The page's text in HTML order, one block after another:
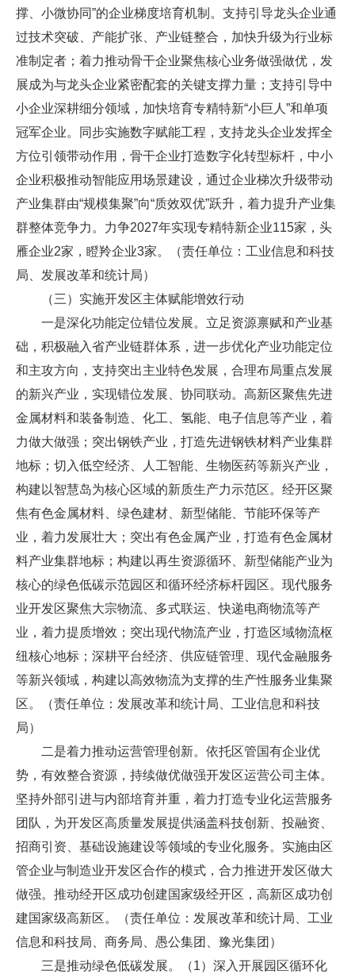
撑、小微协同”的企业梯度培育机制。支持引导龙头企业通
过技术突破、产能扩张、产业链整合，加快升级为行业标
准制定者；着力推动骨干企业聚焦核心业务做强做优，发
展成为与龙头企业紧密配套的关键支撑力量；支持引导中
小企业深耕细分领域，加快培育专精特新“小巨人”和单项
冠军企业。同步实施数字赋能工程，支持龙头企业发挥全
方位引领带动作用，骨干企业打造数字化转型标杆，中小
企业积极推动智能应用场景建设，通过企业梯次升级带动
产业集群由“规模集聚”向“质效双优”跃升，着力提升产业集
群整体竞争力。力争2027年实现专精特新企业115家，头
雁企业2家，瞪羚企业3家。（责任单位：工业信息和科技
局、发展改革和统计局）
（三）实施开发区主体赋能增效行动
一是深化功能定位错位发展。立足资源禀赋和产业基
础，积极融入省产业链群体系，进一步优化产业功能定位
和主攻方向，支持突出主业特色发展，合理布局重点发展
的新兴产业，实现错位发展、协同联动。高新区聚焦先进
金属材料和装备制造、化工、氢能、电子信息等产业，着
力做大做强；突出钢铁产业，打造先进钢铁材料产业集群
地标；切入低空经济、人工智能、生物医药等新兴产业，
构建以智慧岛为核心区域的新质生产力示范区。经开区聚
焦有色金属材料、绿色建材、新型储能、节能环保等产
业，着力发展壮大；突出有色金属产业，打造有色金属材
料产业集群地标；构建以再生资源循环、新型储能产业为
核心的绿色低碳示范园区和循环经济标杆园区。现代服务
业开发区聚焦大宗物流、多式联运、快递电商物流等产
业，着力提质增效；突出现代物流产业，打造区域物流枢
纽核心地标；深耕平台经济、供应链管理、现代金融服务
等新兴领域，构建以高效物流为支撑的生产性服务业集聚
区。（责任单位：发展改革和统计局、工业信息和科技
局）
二是着力推动运营管理创新。依托区管国有企业优
势，有效整合资源，持续做优做强开发区运营公司主体。
坚持外部引进与内部培育并重，着力打造专业化运营服务
团队，为开发区高质量发展提供涵盖科技创新、投融资、
招商引资、基础设施建设等领域的专业化服务。实施由区
管企业与制造业开发区合作的模式，合力推进开发区做大
做强。推动经开区成功创建国家级经开区，高新区成功创
建国家级高新区。（责任单位：发展改革和统计局、工业
信息和科技局、商务局、愚公集团、豫光集团）
三是推动绿色低碳发展。（1）深入开展园区循环化